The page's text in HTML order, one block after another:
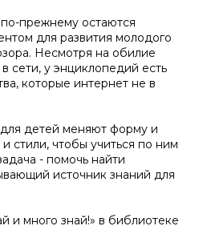
прежнему остаются
для развития молодого
Несмотря на обилие
сети, у энциклопедий есть
которые интернет не в
детей меняют форму и
стили, чтобы учиться по ним
- помочь найти
источник знаний для
и много знай!» в библиотеке